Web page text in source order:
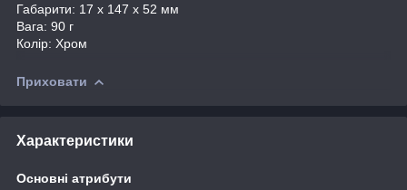
Габарити: 17 х 147 х 52 мм
Вага: 90 г
Колір: Хром
Приховати
Характеристики
Основні атрибути